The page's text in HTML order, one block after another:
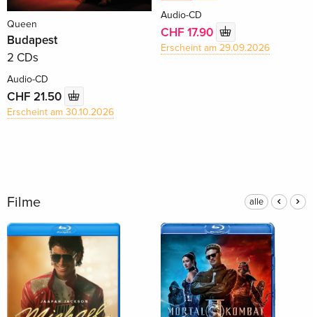
Queen
Budapest
2 CDs
Audio-CD
CHF 21.50
Erscheint am 30.10.2026
Audio-CD
CHF 17.90
Erscheint am 29.09.2026
Filme alle